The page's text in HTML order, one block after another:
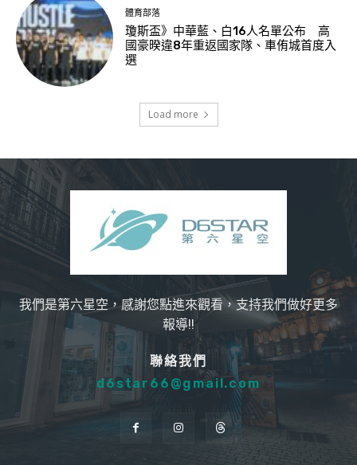
體育部落
瓊斯盃》中華藍、白16人名單公布 高
國豪暌違8年重返國家隊、車侑城首度入
選
Load more
我們是第六星空，感謝您點進來觀看，支持我們做好更多
報導!!
聯絡我們
d6star66@gmail.com